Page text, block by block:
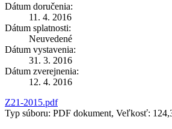
Dátum doručenia:
11. 4. 2016
Dátum splatnosti:
Neuvedené
Dátum vystavenia:
31. 3. 2016
Dátum zverejnenia:
12. 4. 2016
Z21-2015.pdf
Typ súboru: PDF dokument, Veľkosť: